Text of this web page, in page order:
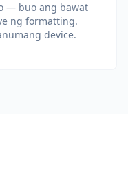
— buo ang bawat
ng formatting.
device.